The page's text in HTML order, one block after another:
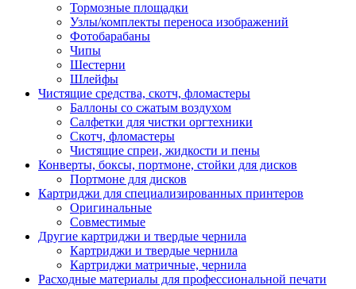
Гайка скользящая
Гайка стопорная
Лента монтажная
Основание монтажное для
стяжек и элементов
Растворитель
Саморез
Саморез по дереву
Скоба такелажная, шакл
Стержень резьбовой
Хомут резьбовой u-образной
(стремянка)
Шайба
Шпилька резьбовая
Тормозные площадки
Узлы/комплекты переноса изображений
Фотобарабаны
Чипы
Шестерни
Шлейфы
Чистящие средства, скотч, фломастеры
Баллоны со сжатым воздухом
Салфетки для чистки оргтехники
Скотч, фломастеры
Чистящие спреи, жидкости и пены
Конверты, боксы, портмоне, стойки для дисков
Портмоне для дисков
Картриджи для специализированных принтеров
Оригинальные
Совместимые
Другие картриджи и твердые чернила
Картриджи и твердые чернила
Картриджи матричные, чернила
Расходные материалы для профессиональной печати